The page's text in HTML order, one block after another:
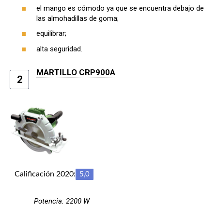
el mango es cómodo ya que se encuentra debajo de
las almohadillas de goma;
equilibrar;
alta seguridad.
2
MARTILLO CRP900А
Calificación 2020: 5,0
Potencia: 2200 W